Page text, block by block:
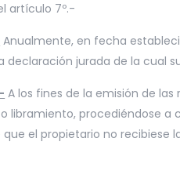
artículo 7º.-
Anualmente, en fecha
declaración jurada de la cual
A los fines de la emisión de
libramiento, procediéndose
que el propietario no recibiese